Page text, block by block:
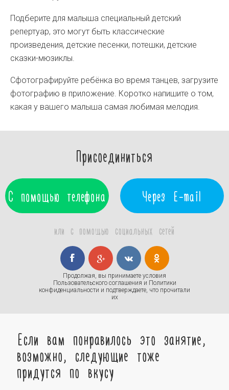
Подберите для малыша специальный детский
репертуар, это могут быть классические
произведения, детские песенки, потешки, детские
сказки-мюзиклы.
Сфотографируйте ребёнка во время танцев, загрузите
фотографию в приложение. Коротко напишите о том,
какая у вашего малыша самая любимая мелодия.
Присоединиться
С помощью телефона Через E-mail
или с помощью социальных сетей
Продолжая, вы принимаете условия
Пользовательского соглашения и Политики
конфиденциальности и подтверждаете, что прочитали
их
Если вам понравилось это занятие,
возможно, следующие тоже
придутся по вкусу